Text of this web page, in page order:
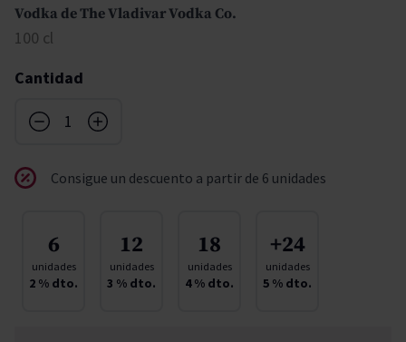
Vodka de The Vladivar Vodka Co.
100 cl
Cantidad
Consigue un descuento a partir de 6 unidades
6
unidades
2 % dto.
12
unidades
3 % dto.
18
unidades
4% dto.
+24
unidades
5 % dto.